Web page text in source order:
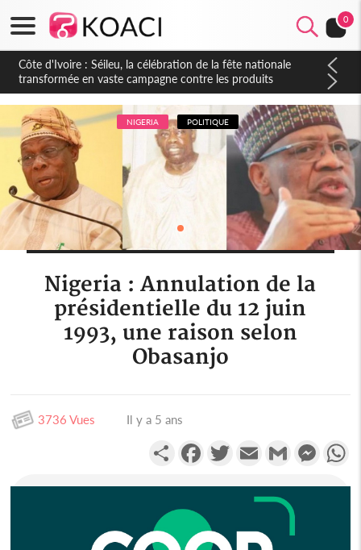
0
Côte d'Ivoire : Séileu, la célébration de la fête nationale
transformée en vaste campagne contre les produits
dépigmentants dangereux
NIGERIA POLITIQUE
Nigeria : Annulation de la
présidentielle du 12 juin
1993, une raison selon
Obasanjo
3736 Vues Il y a 5 ans
PartagerFacebookTwitterEmail Gmail